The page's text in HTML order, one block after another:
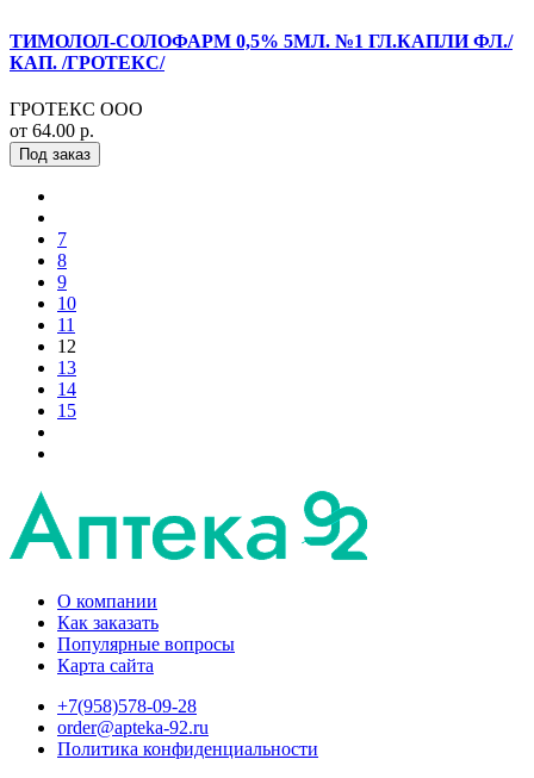
ТИМОЛОЛ-СОЛОФАРМ 0,5% 5МЛ. №1 ГЛ.КАПЛИ ФЛ./
КАП. /ГРОТЕКС/
ГРОТЕКС ООО
от 64.00 р.
Под заказ
7
8
9
10
11
12
13
14
15
О компании
Как заказать
Популярные вопросы
Карта сайта
+7(958)578-09-28
order@apteka-92.ru
Политика конфиденциальности